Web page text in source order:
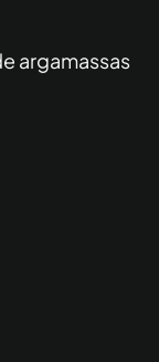
argamassas